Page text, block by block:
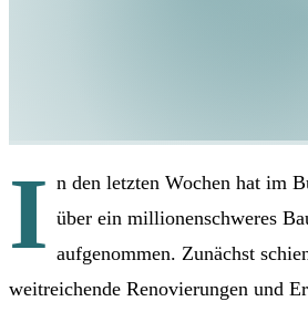
I n den letzten Wochen hat im
über ein millionenschweres
aufgenommen. Zunächst
weitreichende Renovierungen und